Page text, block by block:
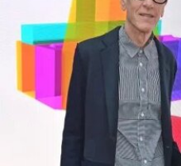
的主要目标。在本月初发
告中，政府指责博物馆馆
（Anthea M. Hartig）在
义意识形态”。
根据这一行政令，新的
馆现有展览“应予以改造”
题为《拯救美国的故事